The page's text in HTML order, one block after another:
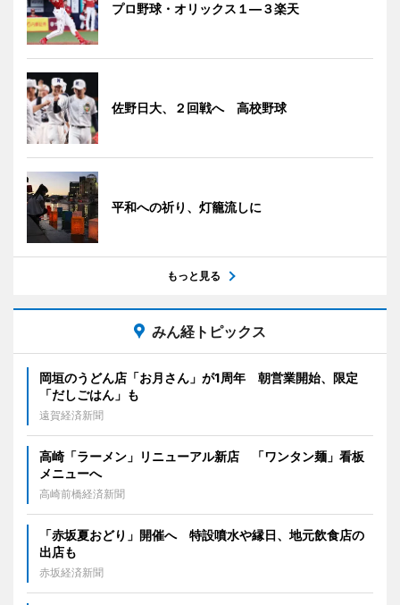
プロ野球・オリックス１―３楽天
佐野日大、２回戦へ 高校野球
平和への祈り、灯籠流しに
もっと見る
みん経トピックス
岡垣のうどん店「お月さん」が1周年 朝営業開始、限定
「だしごはん」も
遠賀経済新聞
高崎「ラーメン」リニューアル新店 「ワンタン麺」看板
メニューへ
高崎前橋経済新聞
「赤坂夏おどり」開催へ 特設噴水や縁日、地元飲食店の
出店も
赤坂経済新聞